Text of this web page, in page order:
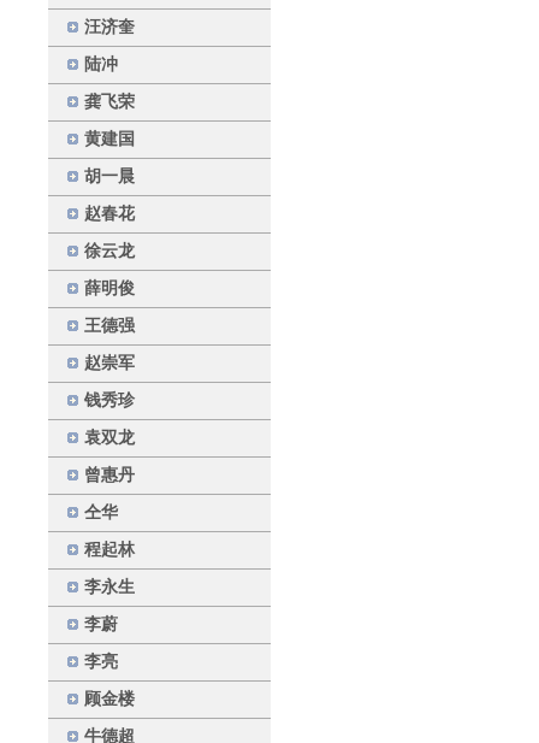
汪济奎
陆冲
龚飞荣
黄建国
胡一晨
赵春花
徐云龙
薛明俊
王德强
赵崇军
钱秀珍
袁双龙
曾惠丹
仝华
程起林
李永生
李蔚
李亮
顾金楼
牛德超